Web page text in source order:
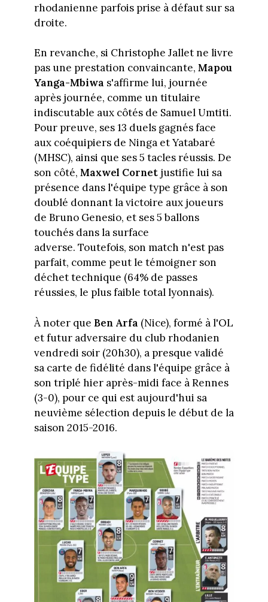
rhodanienne parfois prise à défaut sur sa
droite.
En revanche, si Christophe Jallet ne livre
pas une prestation convaincante, Mapou
Yanga-Mbiwa s'affirme lui, journée
après journée, comme un titulaire
indiscutable aux côtés de Samuel Umtiti.
Pour preuve, ses 13 duels gagnés face
aux coéquipiers de Ninga et Yatabaré
(MHSC), ainsi que ses 5 tacles réussis. De
son côté, Maxwel Cornetjustifie lui sa
présence dans l'équipe type grâce à son
doublé donnant la victoire aux joueurs
de Bruno Genesio, et ses 5 ballons
touchés dans la surface
adverse. Toutefois, son match n'est pas
parfait, comme peut le témoigner son
déchet technique (64% de passes
réussies, le plus faible total lyonnais).
À noter que Ben Arfa (Nice), formé à l'OL
et futur adversaire du club rhodanien
vendredi soir (20h30), a presque validé
sa carte de fidélité dans l'équipe grâce à
son triplé hier après-midi face à Rennes
(3-0), pour ce qui est aujourd'hui sa
neuvième sélection depuis le début de la
saison 2015-2016.